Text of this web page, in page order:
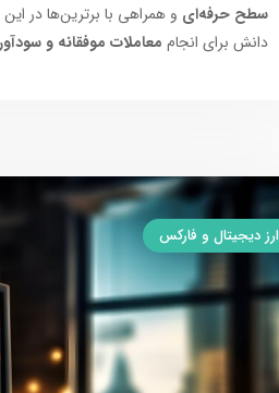
سطح حرفه‌ای و همراهی با برترین‌ها در
دانش برای انجام معاملات موفقانه و سودآور
ارز دیجیتال و فارکس